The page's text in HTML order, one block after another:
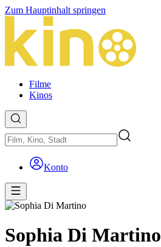
Zum Hauptinhalt springen
Filme
Kinos
Konto
Sophia Di Martino